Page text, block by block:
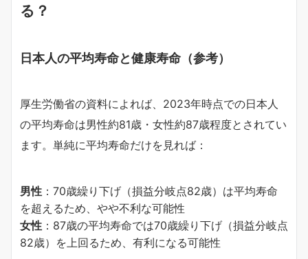
る？
日本人の平均寿命と健康寿命（参考）
厚生労働省の資料によれば、2023年時点での日本人
の平均寿命は男性約81歳・女性約87歳程度とされてい
ます。単純に平均寿命だけを見れば：
男性 ：70歳繰り下げ（損益分岐点82歳）は平均寿命
を超えるため、やや不利な可能性
女性 ：87歳の平均寿命では70歳繰り下げ（損益分岐点
82歳）を上回るため、有利になる可能性